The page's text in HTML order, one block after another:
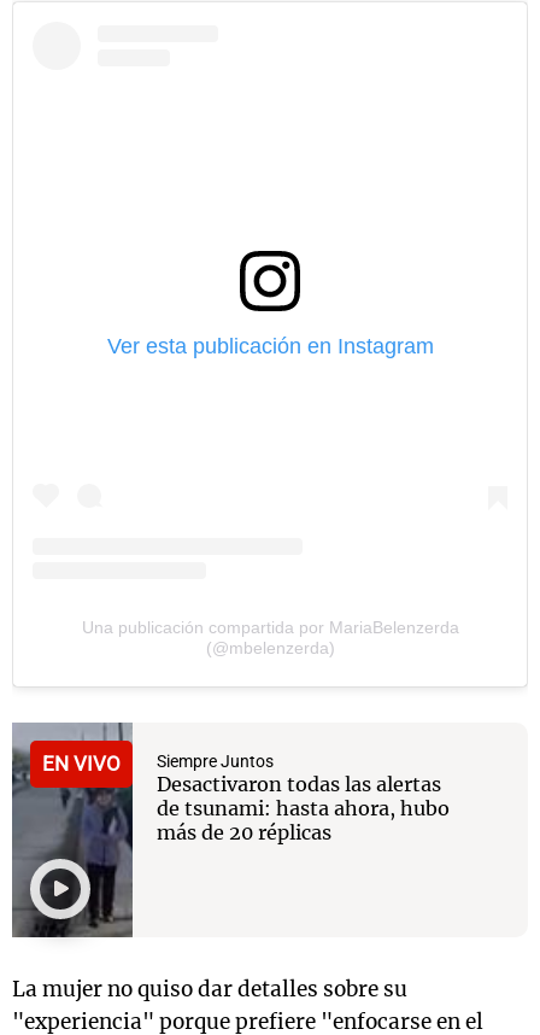
Ver esta publicación en Instagram
Una publicación compartida por MariaBelenzerda
(@mbelenzerda)
EN VIVO Siempre Juntos
Desactivaron todas las alertas
de tsunami: hasta ahora, hubo
más de 20 réplicas
La mujer no quiso dar detalles sobre su
"experiencia" porque prefiere "enfocarse en el